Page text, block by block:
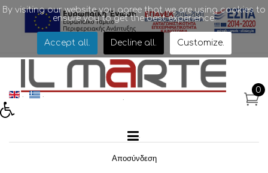
.
.
0
. .
.
Αποσύνδεση
By visiting our website you agree that we are using cookies to
ensure you to get the best experience.
Accept all. Decline all. Customize.